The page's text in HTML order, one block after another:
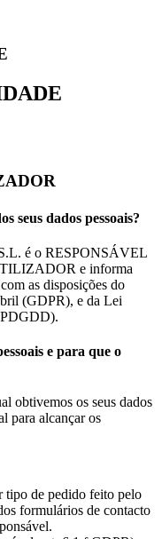
seus dados pessoais?
é o RESPONSÁVEL
e informa
as disposições do
(GDPR), e da Lei
e para que o
obtivemos os seus dados
para alcançar os
tipo de pedido feito pelo
formulários de contacto